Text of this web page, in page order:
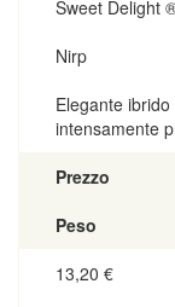
Sweet Delight
Nirp
Elegante
intensamente
Prezzo
Peso
13,20 €